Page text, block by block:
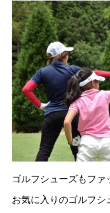
ゴルフシューズもファ
お気に入りのゴルフシ